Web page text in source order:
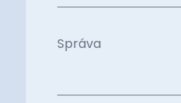
Správa